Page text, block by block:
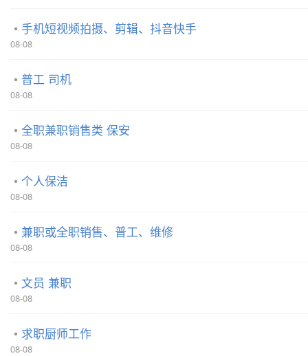
手机短视频拍摄、剪辑、抖音快手
08-08
普工 司机
08-08
全职兼职销售类 保安
08-08
个人保洁
08-08
兼职或全职销售、普工、维修
08-08
文员 兼职
08-08
求职厨师工作
08-08